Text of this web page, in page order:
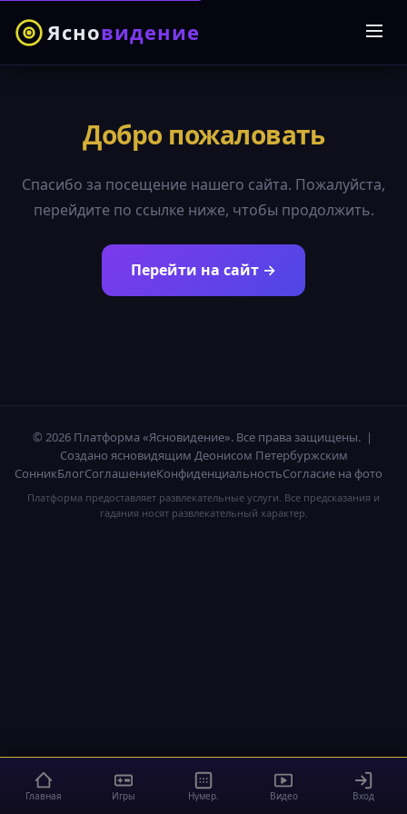
Ясновидение
Добро пожаловать
Спасибо за посещение нашего сайта. Пожалуйста,
перейдите по ссылке ниже, чтобы продолжить.
Перейти на сайт →
© 2026 Платформа «Ясновидение». Все права защищены. |
Создано ясновидящим Деонисом Петербуржским
СонникБлогСоглашениеКонфиденциальностьСогласие на фото
Платформа предоставляет развлекательные услуги. Все предсказания и
гадания носят развлекательный характер.
Главная Игры Нумер. Видео Вход